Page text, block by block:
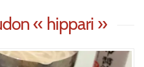
« hippari »